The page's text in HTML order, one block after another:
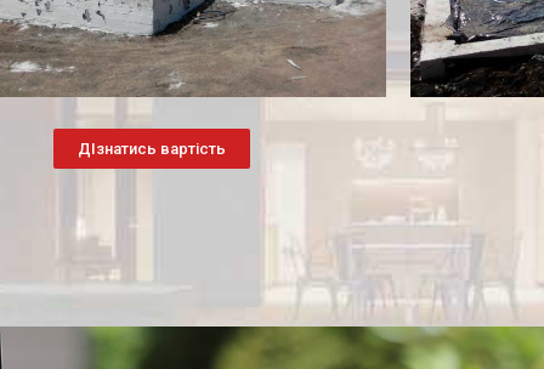
ДІзнатись вартість